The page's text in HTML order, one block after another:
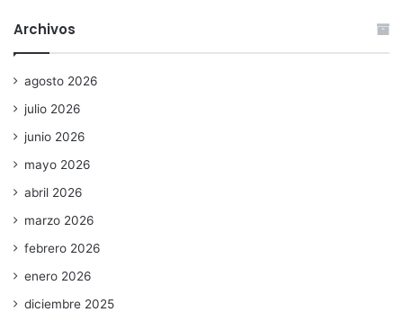
Archivos
agosto 2026
julio 2026
junio 2026
mayo 2026
abril 2026
marzo 2026
febrero 2026
enero 2026
diciembre 2025